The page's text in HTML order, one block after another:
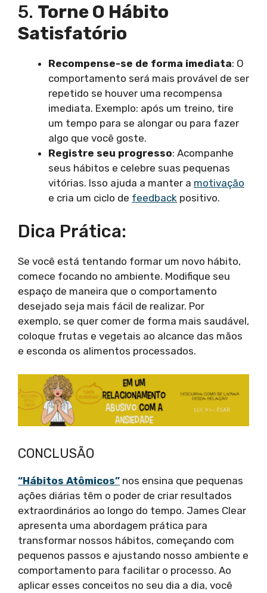
5. Torne O Hábito
Satisfatório
Recompense-se de forma imediata: O
comportamento será mais provável de ser
repetido se houver uma recompensa
imediata. Exemplo: após um treino, tire
um tempo para se alongar ou para fazer
algo que você goste.
Registre seu progresso: Acompanhe
seus hábitos e celebre suas pequenas
vitórias. Isso ajuda a manter a motivação
e cria um ciclo de feedback positivo.
Dica Prática:
Se você está tentando formar um novo hábito,
comece focando no ambiente. Modifique seu
espaço de maneira que o comportamento
desejado seja mais fácil de realizar. Por
exemplo, se quer comer de forma mais saudável,
coloque frutas e vegetais ao alcance das mãos
e esconda os alimentos processados.
CONCLUSÃO
“Hábitos Atômicos” nos ensina que pequenas
ações diárias têm o poder de criar resultados
extraordinários ao longo do tempo. James Clear
apresenta uma abordagem prática para
transformar nossos hábitos, começando com
pequenos passos e ajustando nosso ambiente e
comportamento para facilitar o processo. Ao
aplicar esses conceitos no seu dia a dia, você